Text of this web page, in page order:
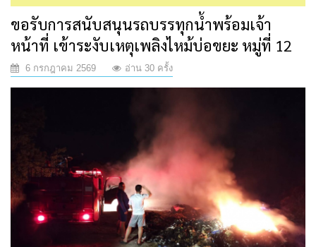
ขอรับการสนับสนุนรถบรรทุกน้ำพร้อมเจ้า
หน้าที่ เข้าระงับเหตุเพลิงไหม้บ่อขยะ หมู่ที่ 12
6 กรกฎาคม 2569 อ่าน 30 ครั้ง